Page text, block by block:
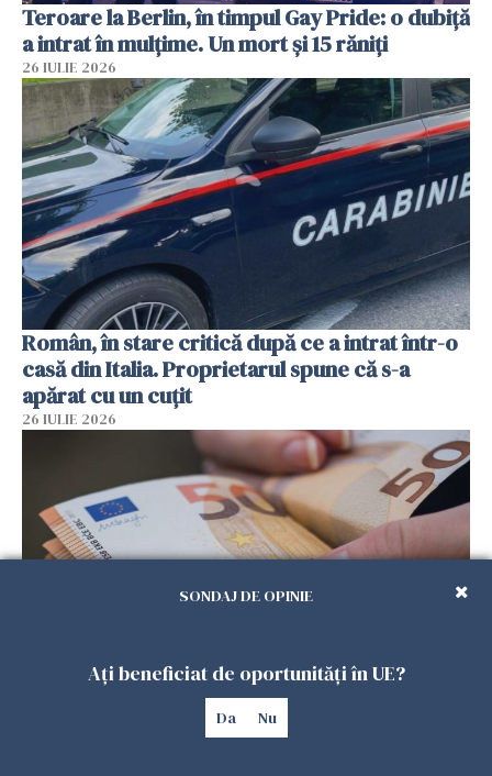
Teroare la Berlin, în timpul Gay Pride: o dubiță
a intrat în mulțime. Un mort și 15 răniți
26 IULIE 2026
Român, în stare critică după ce a intrat într-o
casă din Italia. Proprietarul spune că s-a
apărat cu un cuțit
26 IULIE 2026
Menajere și îngrijitori, în vizorul Fiscului din
Italia. Aproape 500.000 de euro din venituri,
ascunși de autorități
SONDAJ DE OPINIE
Ați beneficiat de oportunități în UE?
Da Nu